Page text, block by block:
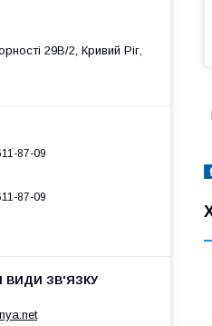
29В/2, Кривий Ріг,
87-09
87-09